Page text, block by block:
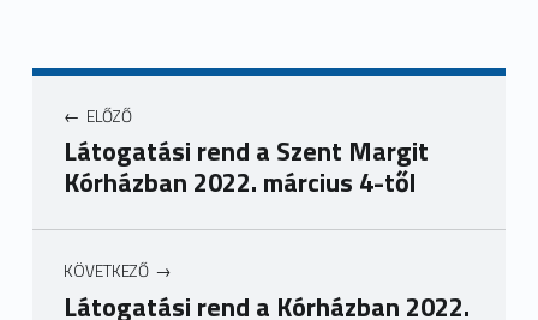
ELŐZŐ
Látogatási rend a Szent Margit
Kórházban 2022. március 4-től
KÖVETKEZŐ
Látogatási rend a Kórházban 2022.